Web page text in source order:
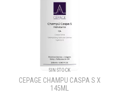
SIN STOCK
CEPAGE CHAMPU CASPA S X
145ML